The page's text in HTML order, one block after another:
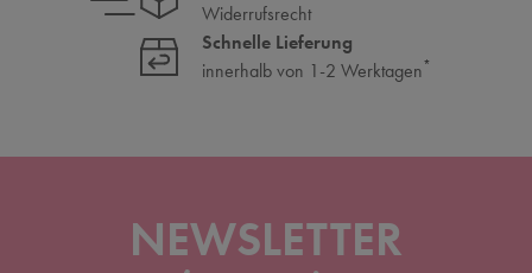
Widerrufsrecht
Schnelle Lieferung
innerhalb von 1-2 Werktagen*
NEWSLETTER